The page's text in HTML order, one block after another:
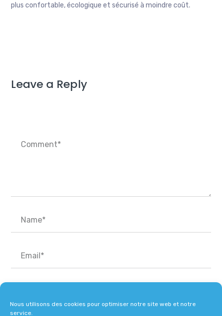
Nous utilisons des cookies pour optimiser notre site web et notre
service.
plus confortable, écologique et sécurisé à moindre coût.
Leave a Reply